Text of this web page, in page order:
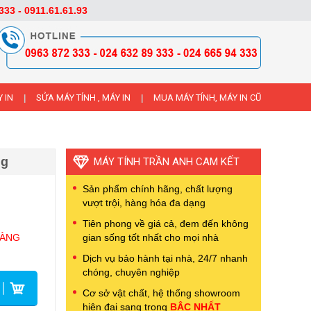
IN SỬA MÁY TÍNH , MÁY IN MUA MÁY TÍNH, MÁY IN CŨ
MÁY TÍNH TRẦN ANH CAM KẾT
Sản phẩm chính hãng, chất lượng
vượt trội, hàng hóa đa dạng
Tiên phong về giá cả, đem đến không
gian sống tốt nhất cho mọi nhà
Dịch vụ bảo hành tại nhà, 24/7 nhanh
chóng, chuyên nghiệp
Cơ sở vật chất, hệ thống showroom
hiện đại sang trọng BẬC NHẤT
- 0911.61.61.93